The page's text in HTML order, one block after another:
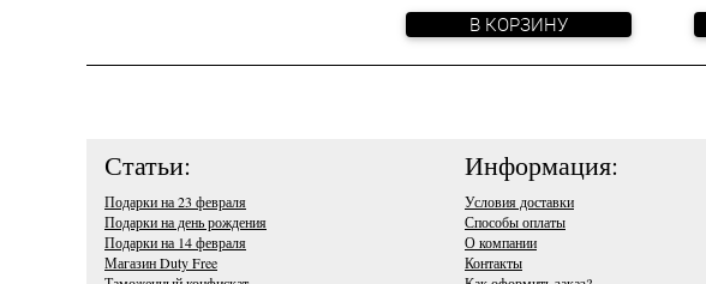
В КОРЗИНУ
Статьи:
Подарки на 23 февраля
Подарки на день рождения
Подарки на 14 февраля
Магазин Duty Free
Информация:
Условия доставки
Способы оплаты
О компании
Контакты